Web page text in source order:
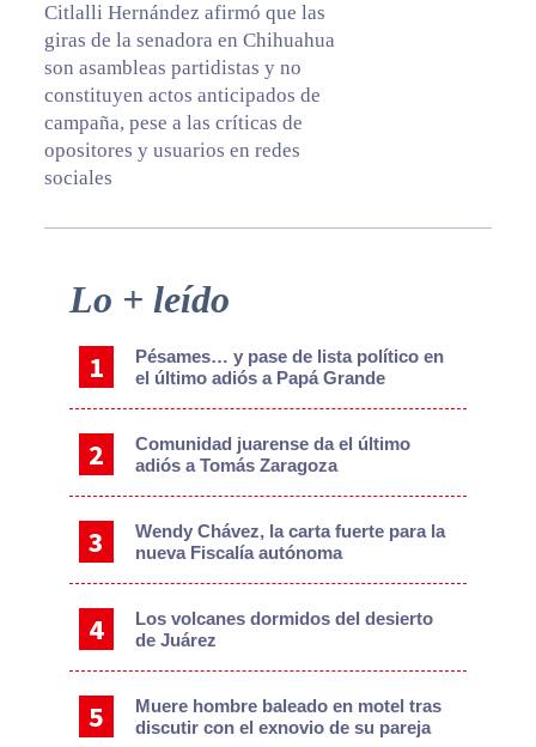
Citlalli Hernández afirmó que las
giras de la senadora en Chihuahua
son asambleas partidistas y no
constituyen actos anticipados de
campaña, pese a las críticas de
opositores y usuarios en redes
sociales
Primary
Lo + leído
Pésames… y pase de lista político en
el último adiós a Papá Grande
Comunidad juarense da el último
adiós a Tomás Zaragoza
Wendy Chávez, la carta fuerte para la
nueva Fiscalía autónoma
Los volcanes dormidos del desierto
de Juárez
Muere hombre baleado en motel tras
discutir con el exnovio de su pareja